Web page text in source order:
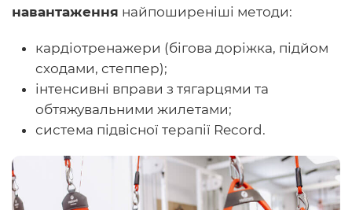
навантаження найпоширеніші методи:
кардіотренажери (бігова доріжка, підйом
сходами, степпер);
інтенсивні вправи з тягарцями та
обтяжувальними жилетами;
система підвісної терапії Record.